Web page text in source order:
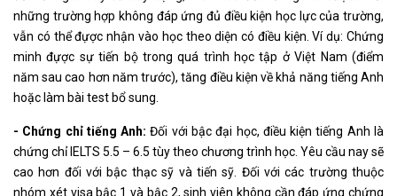
những trường hợp không đáp ứng đủ điều kiện học lực của trường,
vẫn có thể đựợc nhận vào học theo diện có điều kiện. Ví dụ: Chứng
minh đựợc sự tiến bộ trong quá trình học tập ở Việt Nam (điểm
năm sau cao hơn năm trước), tăng điều kiện về khả năng tiếng Anh
hoặc làm bài test bổ sung.
- Chứng chỉ tiếng Anh: Đối với bậc đại học, điều kiện tiếng Anh là
chứng chỉ IELTS 5.5 – 6.5 tùy theo chương trình học. Yêu cầu nay sẽ
cao hơn đối với bậc thạc sỹ và tiến sỹ. Đối với các trường thuộc
nhóm xét visa bậc 1 và bậc 2, sinh viên không cần đáp ứng chứng